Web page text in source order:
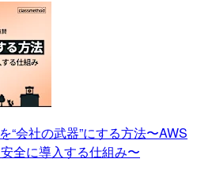
“会社の武器”にする方法〜AWS
全に導入する仕組み〜